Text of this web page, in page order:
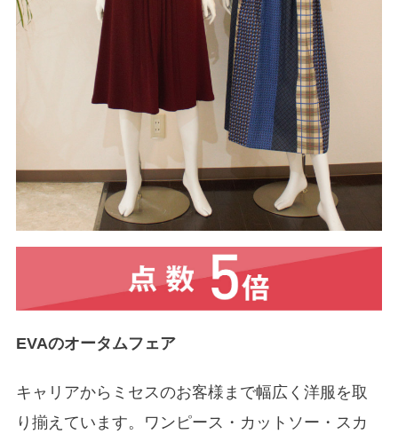
EVAのオータムフェア
キャリアからミセスのお客様まで幅広く洋服を取
り揃えています。ワンピース・カットソー・スカ